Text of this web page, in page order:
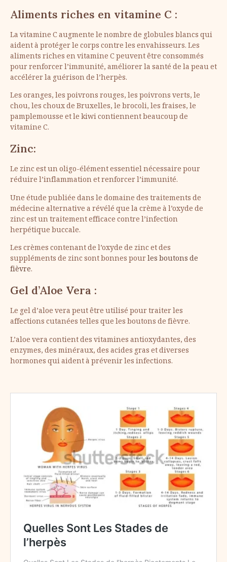
Aliments riches en vitamine C :
La vitamine C augmente le nombre de globules blancs qui
aident à protéger le corps contre les envahisseurs. Les
aliments riches en vitamine C peuvent être consommés
pour renforcer l’immunité, améliorer la santé de la peau et
accélérer la guérison de l’herpès.
Les oranges, les poivrons rouges, les poivrons verts, le
chou, les choux de Bruxelles, le brocoli, les fraises, le
pamplemousse et le kiwi contiennent beaucoup de
vitamine C.
Zinc:
Le zinc est un oligo-élément essentiel nécessaire pour
réduire l’inflammation et renforcer l’immunité.
Une étude publiée dans le domaine des traitements de
médecine alternative a révélé que la crème à l’oxyde de
zinc est un traitement efficace contre l’infection
herpétique buccale.
Les crèmes contenant de l’oxyde de zinc et des
suppléments de zinc sont bonnes pourles boutons de
fièvre.
Gel d’Aloe Vera :
Le gel d’aloe vera peut être utilisé pour traiter les
affections cutanées telles que les boutons de fièvre.
L’aloe vera contient des vitamines antioxydantes, des
enzymes, des minéraux, des acides gras et diverses
hormones qui aident à prévenir les infections.